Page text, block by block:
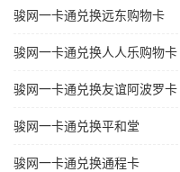
骏网一卡通兑换远东购物卡
骏网一卡通兑换人人乐购物卡
骏网一卡通兑换友谊阿波罗卡
骏网一卡通兑换平和堂
骏网一卡通兑换通程卡